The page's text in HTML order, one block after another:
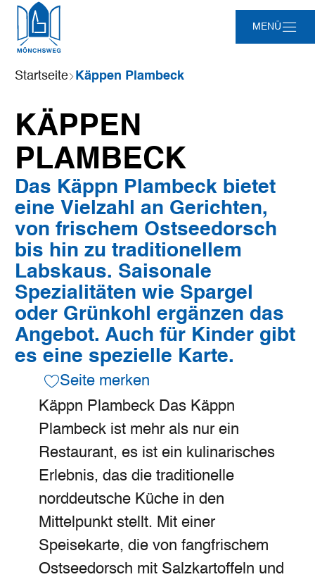
MENÜ
Sie
sind
Startseite Käppen Plambeck
KÄPPEN
PLAMBECK
Das Käppn Plambeck bietet
eine Vielzahl an Gerichten,
von frischem Ostseedorsch
bis hin zu traditionellem
Labskaus. Saisonale
Spezialitäten wie Spargel
oder Grünkohl ergänzen das
Angebot. Auch für Kinder gibt
es eine spezielle Karte.
Seite merken
Käppn Plambeck Das Käppn
Plambeck ist mehr als nur ein
Restaurant, es ist ein kulinarisches
Erlebnis, das die traditionelle
norddeutsche Küche in den
Mittelpunkt stellt. Mit einer
Speisekarte, die von fangfrischem
Ostseedorsch mit Salzkartoffeln und